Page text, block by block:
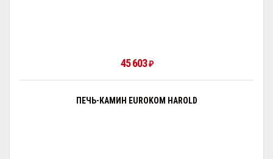
45 603₽
ПЕЧЬ-КАМИН EUROKOM HAROLD